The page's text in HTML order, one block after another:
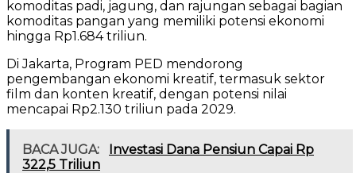
komoditas padi, jagung, dan rajungan sebagai bagian
komoditas pangan yang memiliki potensi ekonomi
hingga Rp1.684 triliun.
Di Jakarta, Program PED mendorong
pengembangan ekonomi kreatif, termasuk sektor
film dan konten kreatif, dengan potensi nilai
mencapai Rp2.130 triliun pada 2029.
BACA JUGA:
Investasi Dana Pensiun Capai Rp
322,5 Triliun